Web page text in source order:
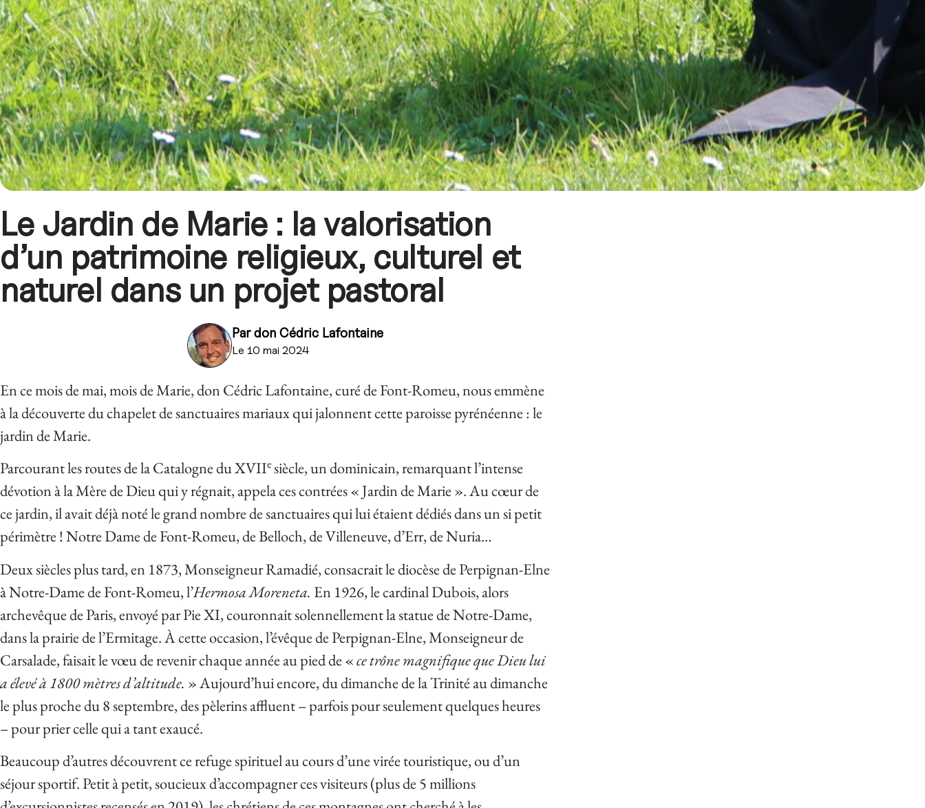
Le Jardin de Marie : la valorisation
d’un patrimoine religieux, culturel et
naturel dans un projet pastoral
Pardon Cédric Lafontaine
Le 10 mai 2024
En ce mois de mai, mois de Marie, don Cédric Lafontaine, curé de Font-Romeu, nous emmène
à la découverte du chapelet de sanctuaires mariaux qui jalonnent cette paroisse pyrénéenne : le
jardin de Marie.
Parcourant les routes de la Catalogne du XVIIesiècle, un dominicain, remarquant l’intense
dévotion à la Mère de Dieu qui y régnait, appela ces contrées « Jardin de Marie ». Au cœur de
ce jardin, il avait déjà noté le grand nombre de sanctuaires qui lui étaient dédiés dans un si petit
périmètre ! Notre Dame de Font-Romeu, de Belloch, de Villeneuve, d’Err, de Nuria…
Deux siècles plus tard, en 1873, Monseigneur Ramadié, consacrait le diocèse de Perpignan-Elne
à Notre-Dame de Font-Romeu, l’Hermosa Moreneta. En 1926, le cardinal Dubois, alors
archevêque de Paris, envoyé par Pie XI, couronnait solennellement la statue de Notre-Dame,
dans la prairie de l’Ermitage. À cette occasion, l’évêque de Perpignan-Elne, Monseigneur de
Carsalade, faisait le vœu de revenir chaque année au pied de «ce trône magnifique que Dieu lui
a élevé à 1800 mètres d’altitude. » Aujourd’hui encore, du dimanche de la Trinité au dimanche
le plus proche du 8 septembre, des pèlerins affluent – parfois pour seulement quelques heures
– pour prier celle qui a tant exaucé.
Beaucoup d’autres découvrent ce refuge spirituel au cours d’une virée touristique, ou d’un
séjour sportif. Petit à petit, soucieux d’accompagner ces visiteurs (plus de 5 millions